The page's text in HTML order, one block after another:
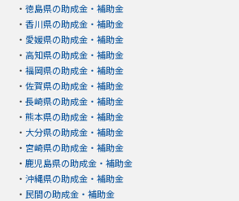
・ 徳島県の助成金・補助金
・ 香川県の助成金・補助金
・ 愛媛県の助成金・補助金
・ 高知県の助成金・補助金
・ 福岡県の助成金・補助金
・ 佐賀県の助成金・補助金
・ 長崎県の助成金・補助金
・ 熊本県の助成金・補助金
・ 大分県の助成金・補助金
・ 宮崎県の助成金・補助金
・ 鹿児島県の助成金・補助金
・ 沖縄県の助成金・補助金
・ 民間の助成金・補助金